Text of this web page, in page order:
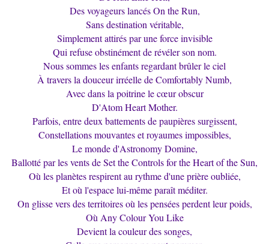
Des voyageurs lancés On the Run,
Sans destination véritable,
Simplement attirés par une force invisible
Qui refuse obstinément de révéler son nom.
Nous sommes les enfants regardant brûler le ciel
À travers la douceur irréelle de Comfortably Numb,
Avec dans la poitrine le cœur obscur
D'Atom Heart Mother.
Parfois, entre deux battements de paupières surgissent,
Constellations mouvantes et royaumes impossibles,
Le monde d'Astronomy Domine,
Ballotté par les vents de Set the Controls for the Heart of the Sun,
Où les planètes respirent au rythme d'une prière oubliée,
Et où l'espace lui-même paraît méditer.
On glisse vers des territoires où les pensées perdent leur poids,
Où Any Colour You Like
Devient la couleur des songes,